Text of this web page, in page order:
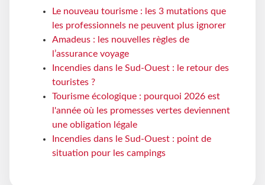
Le nouveau tourisme : les 3 mutations que
les professionnels ne peuvent plus ignorer
Amadeus : les nouvelles règles de
l’assurance voyage
Incendies dans le Sud-Ouest : le retour des
touristes ?
Tourisme écologique : pourquoi 2026 est
l'année où les promesses vertes deviennent
une obligation légale
Incendies dans le Sud-Ouest : point de
situation pour les campings